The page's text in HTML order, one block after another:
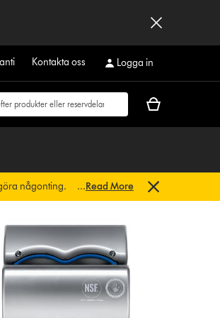
Kontakta oss Logga in
Kundvagnen
någonting.
...Read More